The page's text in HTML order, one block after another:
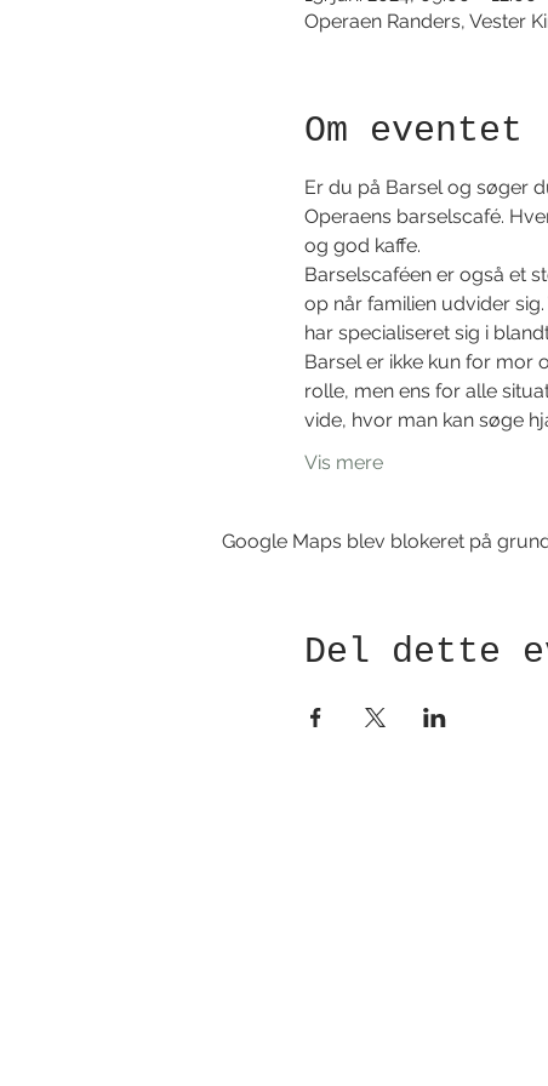
Operaen Randers, Vester
Om eventet
Er du på Barsel og søger
Operaens barselscafé.
og god kaffe.
Barselscaféen er også et
op når familien udvider
har specialiseret sig i
Barsel er ikke kun for mor
rolle, men ens for alle
vide, hvor man kan søge
Vis mere
Google Maps blev blokeret på
Del dette